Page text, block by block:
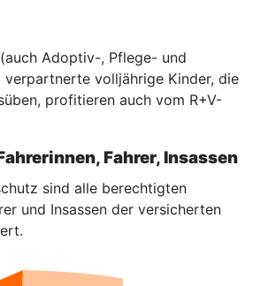
Adoptiv-, Pflege- und
volljährige Kinder, die
profitieren auch vom R+V-
Fahrer, Insassen
sind alle berechtigten
und Insassen der versicherten